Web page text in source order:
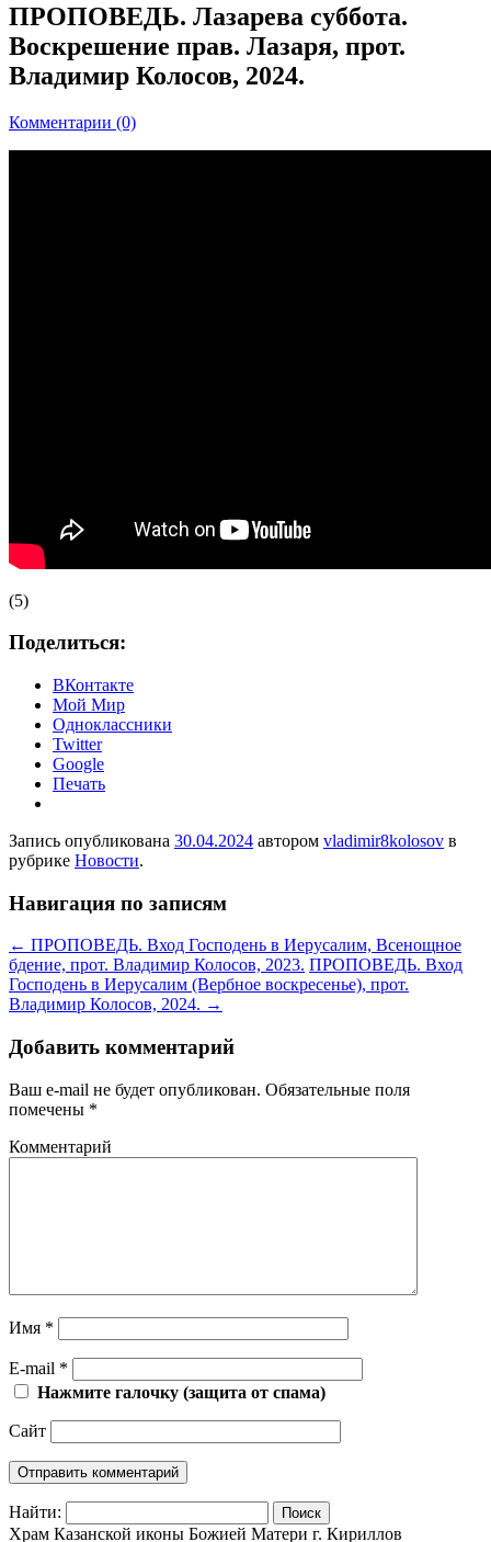
ПРОПОВЕДЬ. Лазарева суббота.
Воскрешение прав. Лазаря, прот.
Владимир Колосов, 2024.
Комментарии (0)
(5)
Поделиться:
ВКонтакте
Мой Мир
Одноклассники
Twitter
Google
Печать
Запись опубликована 30.04.2024 автором vladimir8kolosov в
рубрике Новости.
Навигация по записям
← ПРОПОВЕДЬ. Вход Господень в Иерусалим, Всенощное
бдение, прот. Владимир Колосов, 2023. ПРОПОВЕДЬ. Вход
Господень в Иерусалим (Вербное воскресенье), прот.
Владимир Колосов, 2024. →
Добавить комментарий
Ваш e-mail не будет опубликован. Обязательные поля
помечены *
Комментарий
Имя *
E-mail *
Нажмите галочку (защита от спама)
Сайт
Найти:
Храм Казанской иконы Божией Матери г. Кириллов